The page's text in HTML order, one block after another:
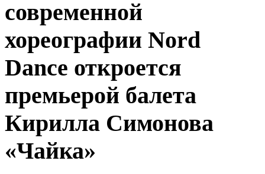
современной
хореографии Nord
Dance откроется
премьерой балета
Кирилла Симонова
«Чайка»